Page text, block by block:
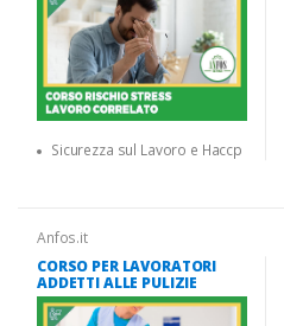
Sicurezza sul Lavoro e Haccp
Anfos.it
CORSO PER LAVORATORI
ADDETTI ALLE PULIZIE